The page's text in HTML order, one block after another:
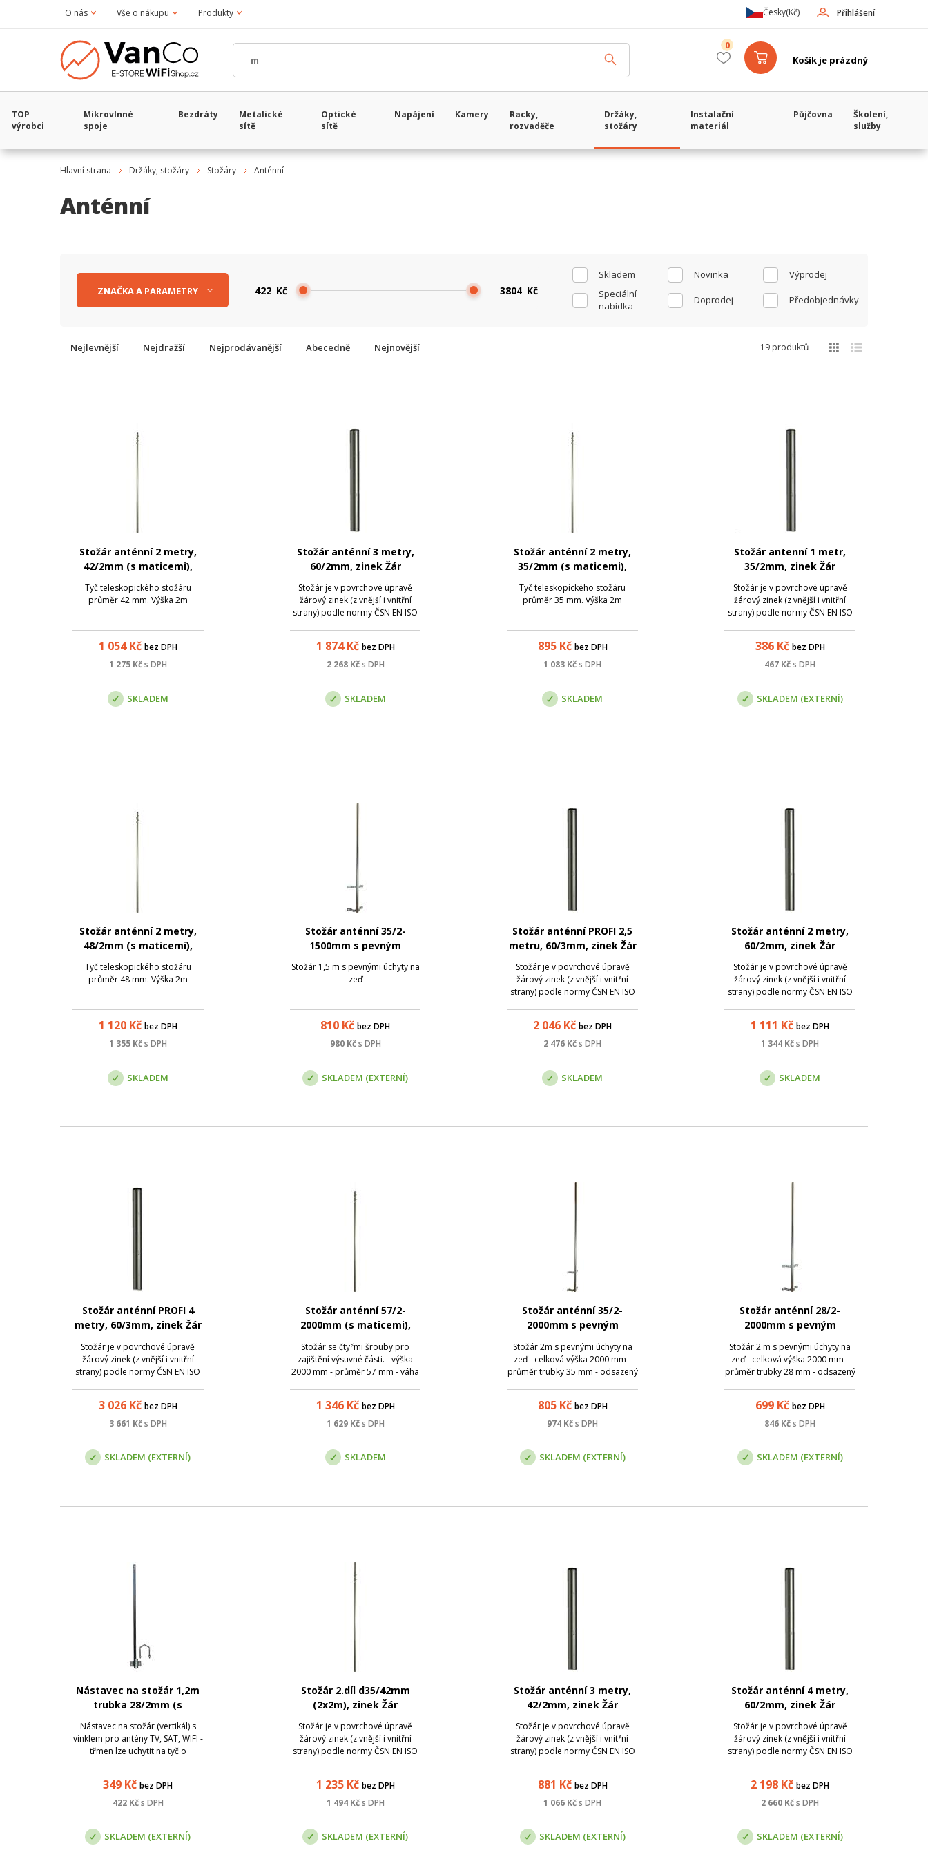
O nás Vše o nákupu Produkty Přihlášení
Česky(Kč)
Košík je prázdný
0
TOP
výrobci
Mikrovlnné
spoje
Bezdráty
Metalické
sítě
Optické
sítě
Napájení Kamery
Racky,
rozvaděče
Držáky,
stožáry
Instalační
materiál
Půjčovna
Školení,
služby
Hlavní strana Držáky, stožáry Stožáry Anténní
Anténní
Skladem Novinka
Výprodej
Speciální
nabídka
Doprodej Předobjednávky
Kč Kč
ZNAČKAA PARAMETRY
Nejlevnější Nejdražší Nejprodávanější Abecedně Nejnovější 19 produktů
Stožár anténní 2 metry,
42/2mm (s maticemi),
zinek Žár
Tyč teleskopického stožáru
průměr 42 mm. Výška 2m
1 054Kč bez DPH
1 275Kčs DPH
SKLADEM
Stožár anténní 3 metry,
60/2mm, zinek Žár
Stožár je v povrchové úpravě
žárový zinek (z vnější i vnitřní
strany) podle normy ČSN EN ISO
zinku 0,07 - 0,087 mm.
1 874Kč bez DPH
2 268Kč s DPH
SKLADEM
Stožár anténní 2 metry,
35/2mm (s maticemi),
zinek Žár
Tyč teleskopického stožáru
průměr 35 mm. Výška 2m
895Kč bez DPH
1 083 Kčs DPH
SKLADEM
Stožár antenní 1 metr,
35/2mm, zinek Žár
Stožár je v povrchové úpravě
žárový zinek (z vnější i vnitřní
strany) podle normy ČSN EN ISO
zinku 0,07 - 0,087 mm.
386Kč bez DPH
467 Kčs DPH
SKLADEM (EXTERNÍ)
Stožár anténní 2 metry,
48/2mm (s maticemi),
zinek Žár
Tyč teleskopického stožáru
průměr 48 mm. Výška 2m
1 120Kč bez DPH
1 355Kčs DPH
SKLADEM
Stožár anténní 35/2-
1500mm s pevným
úchytem, Žár
Stožár 1,5 m s pevnými úchyty na
zeď
810 Kč bez DPH
980Kč s DPH
SKLADEM (EXTERNÍ)
Stožár anténní PROFI 2,5
metru, 60/3mm, zinek Žár
Stožár je v povrchové úpravě
žárový zinek (z vnější i vnitřní
strany) podle normy ČSN EN ISO
zinku 0,07 - 0,087 mm.
2 046 Kč bez DPH
2 476 Kčs DPH
SKLADEM
Stožár anténní 2 metry,
60/2mm, zinek Žár
Stožár je v povrchové úpravě
žárový zinek (z vnější i vnitřní
strany) podle normy ČSN EN ISO
zinku 0,07 - 0,087 mm.
1 111 Kč bez DPH
1 344 Kčs DPH
SKLADEM
Stožár anténní PROFI 4
metry, 60/3mm, zinek Žár
Stožár je v povrchové úpravě
žárový zinek (z vnější i vnitřní
strany) podle normy ČSN EN ISO
zinku 0,07 - 0,087 mm.
3 026Kč bez DPH
3 661 Kčs DPH
SKLADEM (EXTERNÍ)
Stožár anténní 57/2-
2000mm (s maticemi),
Stožár se čtyřmi šrouby pro
zajištění výsuvné části. - výška
2000 mm - průměr 57 mm - váha
1 346Kč bez DPH
1 629Kč s DPH
SKLADEM
Stožár anténní 35/2-
2000mm s pevným
Stožár 2m s pevnými úchyty na
zeď - celková výška 2000 mm -
průměr trubky 35 mm - odsazený
upraveno žárovým zinkem. Tento
produkt lze vyzvednout na
805Kč bez DPH
974 Kčs DPH
SKLADEM (EXTERNÍ)
Stožár anténní 28/2-
2000mm s pevným
Stožár 2 m s pevnými úchyty na
zeď - celková výška 2000 mm -
průměr trubky 28 mm - odsazený
upraveno žárovým zinkem Tento
produkt lze vyzvednout na
699Kč bez DPH
846 Kčs DPH
SKLADEM (EXTERNÍ)
Nástavec na stožár 1,2m
trubka 28/2mm (s
Nástavec na stožár (vertikál) s
vinklem pro antény TV, SAT, WIFI -
třmen lze uchytit na tyč o
trubky 28 mm - váha 2,2 kg
Povrchově upraveno žárovým
349 Kč bez DPH
422Kčs DPH
SKLADEM (EXTERNÍ)
Stožár 2.díl d35/42mm
(2x2m), zinek Žár
Stožár je v povrchové úpravě
žárový zinek (z vnější i vnitřní
strany) podle normy ČSN EN ISO
zinku 0,07 - 0,087 mm.
Společnost TOMI CEZCH s.r.o.
1 235Kč bez DPH
1 494Kč s DPH
SKLADEM (EXTERNÍ)
Stožár anténní 3 metry,
42/2mm, zinek Žár
Stožár je v povrchové úpravě
žárový zinek (z vnější i vnitřní
strany) podle normy ČSN EN ISO
zinku 0,07 - 0,087 mm.
881 Kč bez DPH
1 066 Kčs DPH
SKLADEM (EXTERNÍ)
Stožár anténní 4 metry,
60/2mm, zinek Žár
Stožár je v povrchové úpravě
žárový zinek (z vnější i vnitřní
strany) podle normy ČSN EN ISO
zinku 0,07 - 0,087 mm.
Společnost TOMI CEZCH s.r.o.
2 198 Kč bez DPH
2 660 Kčs DPH
SKLADEM (EXTERNÍ)